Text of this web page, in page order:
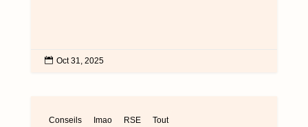
 Oct 31, 2025
Conseils Imao RSE Tout